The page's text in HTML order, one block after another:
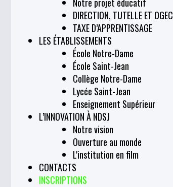
DIRECTION, TUTELLE ET OGEC
TAXE D’APPRENTISSAGE
LES ÉTABLISSEMENTS
École Notre-Dame
École Saint-Jean
Collège Notre-Dame
Lycée Saint-Jean
Enseignement Supérieur
L’INNOVATION À NDSJ
Notre vision
Ouverture au monde
L'institution en film
CONTACTS
INSCRIPTIONS